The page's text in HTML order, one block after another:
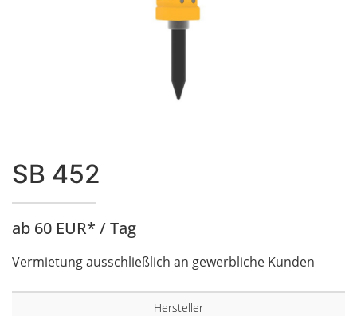
SB 452
ab 60 EUR* / Tag
Vermietung ausschließlich an gewerbliche Kunden
Hersteller